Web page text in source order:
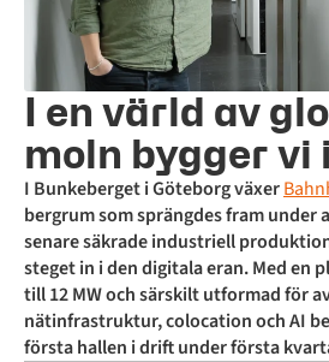
I en värld av
moln bygger vi
I Bunkeberget i Göteborg växer
bergrum som sprängdes fram under
senare säkrade industriell
steget in i den digitala eran. Med en
till 12 MW och särskilt utformad för
nätinfrastruktur, colocation och AI
första hallen i drift under första